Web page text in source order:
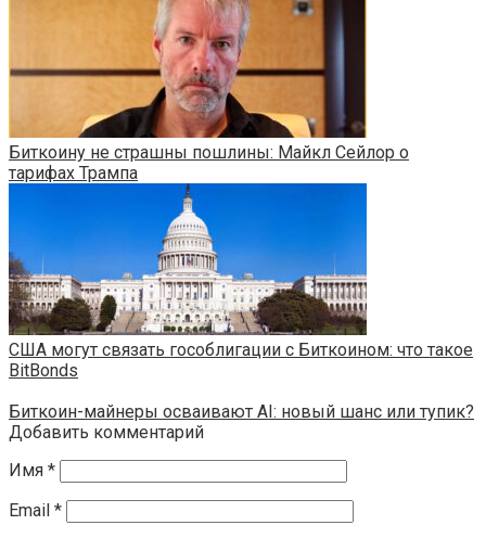
Биткоину не страшны пошлины: Майкл Сейлор о
тарифах Трампа
США могут связать гособлигации с Биткоином: что такое
BitBonds
Биткоин-майнеры осваивают AI: новый шанс или тупик?
Добавить комментарий
Имя *
Email *